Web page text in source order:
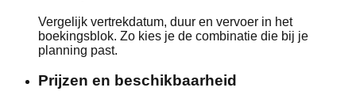
Vergelijk vertrekdatum, duur en vervoer in het
boekingsblok. Zo kies je de combinatie die bij je
planning past.
Prijzen en beschikbaarheid